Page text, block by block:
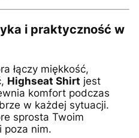
i praktyczność w
łączy miękkość,
Highseat Shirt jest
komfort podczas
w każdej sytuacji.
sprosta Twoim
poza nim.